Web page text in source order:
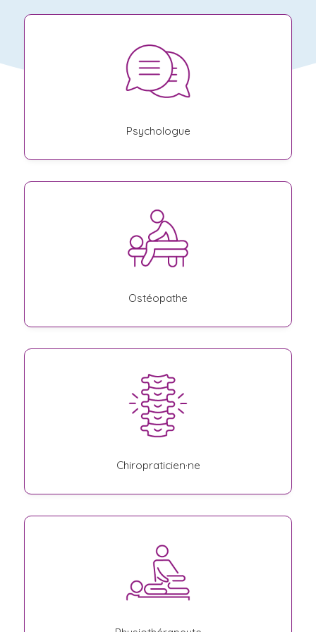
Psychologue
Ostéopathe
Chiropraticien·ne